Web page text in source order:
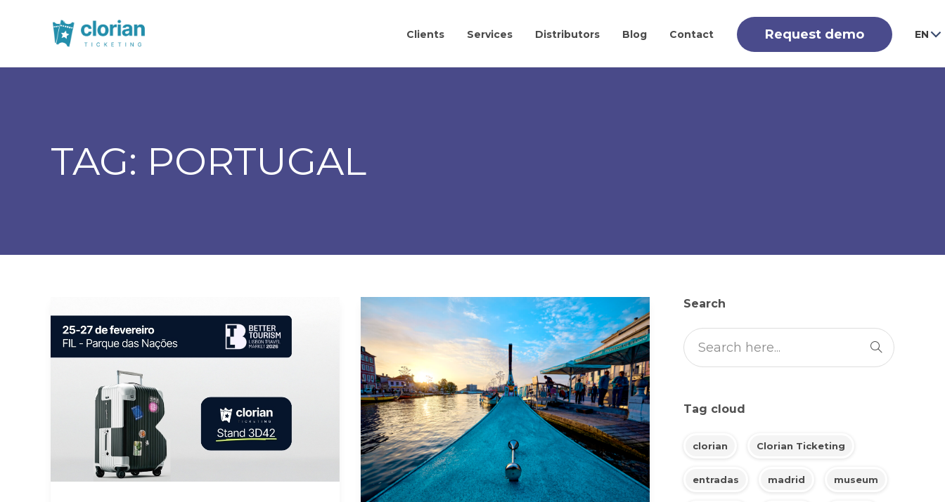
Clients Services Distributors Blog Contact Request demo EN
TAG: PORTUGAL
Search
Tag cloud
clorian Clorian Ticketing
entradas madrid museum